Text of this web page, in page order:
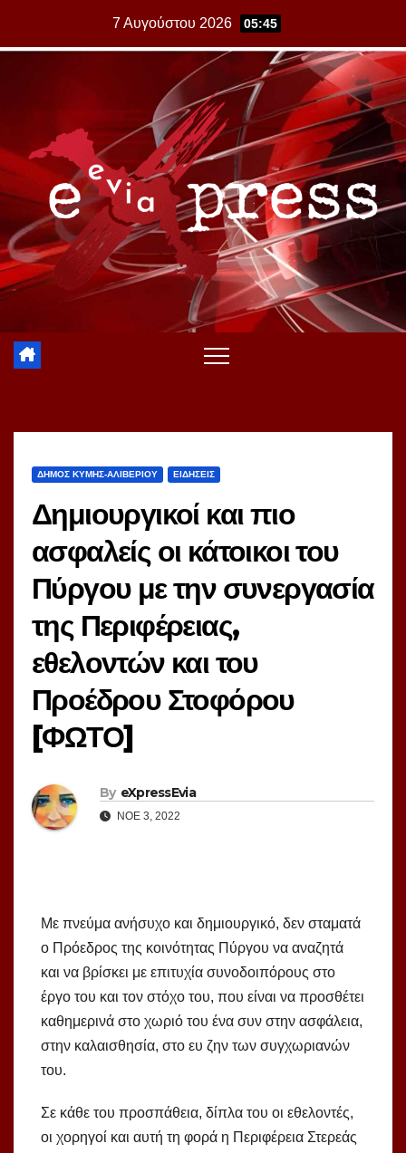
7 Αυγούστου 2026 05:45
ΔΗΜΟΣ ΚΥΜΗΣ-ΑΛΙΒΕΡΙΟΥ ΕΙΔΗΣΕΙΣ
Δημιουργικοί και πιο
ασφαλείς οι κάτοικοι του
Πύργου με την συνεργασία
της Περιφέρειας,
εθελοντών και του
Προέδρου Στοφόρου
[ΦΩΤΟ]
By eXpressEvia
ΝΟΈ 3, 2022
Με πνεύμα ανήσυχο και δημιουργικό, δεν σταματά
ο Πρόεδρος της κοινότητας Πύργου να αναζητά
και να βρίσκει με επιτυχία συνοδοιπόρους στο
έργο του και τον στόχο του, που είναι να προσθέτει
καθημερινά στο χωριό του ένα συν στην ασφάλεια,
στην καλαισθησία, στο ευ ζην των συγχωριανών
του.
Σε κάθε του προσπάθεια, δίπλα του οι εθελοντές,
οι χορηγοί και αυτή τη φορά η Περιφέρεια Στερεάς